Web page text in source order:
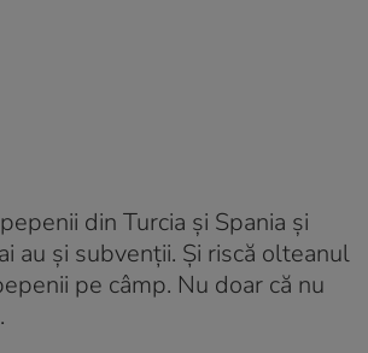
din Turcia și Spania și
au și subvenții. Și riscă olteanul
pe câmp. Nu doar că nu